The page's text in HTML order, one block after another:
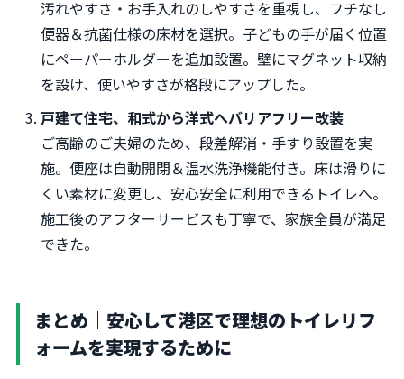
汚れやすさ・お手入れのしやすさを重視し、フチなし
便器＆抗菌仕様の床材を選択。子どもの手が届く位置
にペーパーホルダーを追加設置。壁にマグネット収納
を設け、使いやすさが格段にアップした。
戸建て住宅、和式から洋式へバリアフリー改装
ご高齢のご夫婦のため、段差解消・手すり設置を実
施。便座は自動開閉＆温水洗浄機能付き。床は滑りに
くい素材に変更し、安心安全に利用できるトイレへ。
施工後のアフターサービスも丁寧で、家族全員が満足
できた。
まとめ｜安心して港区で理想のトイレリフ
ォームを実現するために